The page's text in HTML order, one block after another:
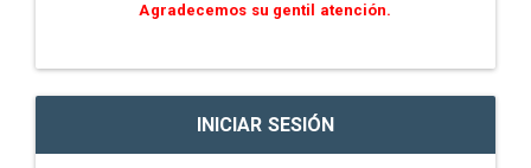
Agradecemos su gentil atención.
INICIAR SESIÓN